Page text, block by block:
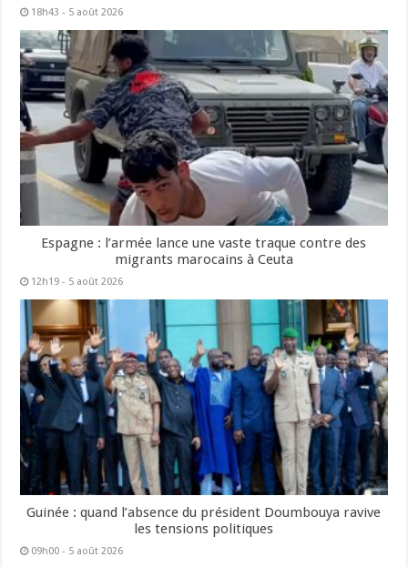
18h43 - 5 août 2026
Espagne : l’armée lance une vaste traque contre des
migrants marocains à Ceuta
12h19 - 5 août 2026
Guinée : quand l’absence du président Doumbouya ravive
les tensions politiques
09h00 - 5 août 2026